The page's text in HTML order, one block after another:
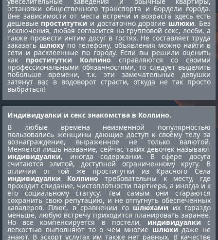
остановки общественного транспорта и бордели города.
Вне зависимости от места встречи и возраста здесь есть
дешевые проститутки и достаточно дорогие шлюхи. Без
исключения, любая согласится на групповой секс, лесби, а
также провести интим досуг в гостях. Не составляет труда
заказать шлюху по телефону, объявления можно найти в
сети и расклеенные по городу. Если вы решили оценить
как проститутки Колпиносправляются со своими
профессиональными обязанностями, то следует выделить
побольше времени, т.к. эти замечательные девушки
затянут вас в водоворот страсти, откуда не так просто
выбраться!
Индивидуалки и секс знакомства в Колпино.
В любые времена неизменной популярностью
пользовались женщины дающие доступ к своему телу за
вознаграждение, выраженное не только валютой.
Меняется лишь название, сейчас таких девочек называют
индивидуалки, иногда содержанки. В сфере досуга
считаются элитой, доступной ограниченному кругу. В
отличии от той же проститутки из Красного Села
индивидуалки Колпино требовательны к месту, где
проходит свидание, чистоплотности партнера, а иногда и к
его социальному статусу. Тем самым они стараются
сохранить свою репутацию, и не отпугнуть обеспеченных
кавалеров. Плюс, в сравнении со шлюхами их гораздо
меньше, любую встречу приходится планировать заранее.
Но все компенсируется в постели, индивидуалки с
легкостью выполняют то о чем многие шлюхидаже не
знают. В эскорт услугах им также нет равных. В качестве